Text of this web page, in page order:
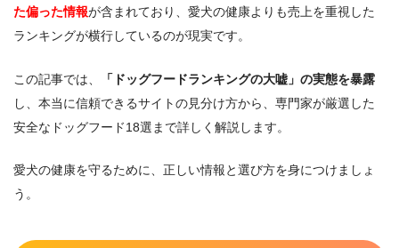
た偏った情報が含まれており、愛犬の健康よりも売上を重視した
ランキングが横行しているのが現実です。
この記事では、
「ドッグフードランキングの大嘘」の実態を暴露
し、本当に信頼できるサイトの見分け方から、専門家が厳選した
安全なドッグフード18選まで詳しく解説します。
愛犬の健康を守るために、正しい情報と選び方を身につけましょ
う。